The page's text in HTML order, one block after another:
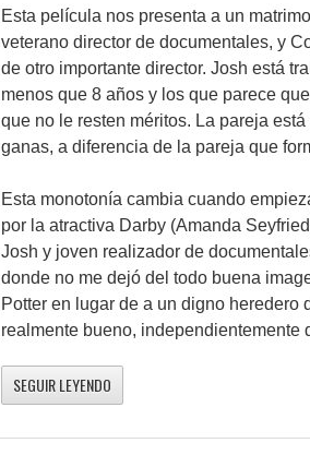
Esta película nos presenta a un
veterano director de documentales, y
de otro importante director. Josh está
menos que 8 años y los que parece
que no le resten méritos. La pareja
ganas, a diferencia de la pareja que
Esta monotonía cambia cuando
por la atractiva Darby (Amanda
Josh y joven realizador de
donde no me dejó del todo buena
Potter en lugar de a un digno heredero
realmente bueno, independientemente
SEGUIR LEYENDO